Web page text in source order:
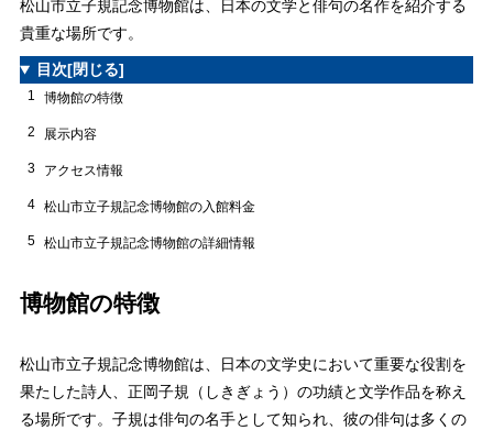
松山市立子規記念博物館は、日本の文学と俳句の名作を紹介する
貴重な場所です。
目次[閉じる]
1 博物館の特徴
2 展示内容
3 アクセス情報
4 松山市立子規記念博物館の入館料金
5 松山市立子規記念博物館の詳細情報
博物館の特徴
松山市立子規記念博物館は、日本の文学史において重要な役割を
果たした詩人、正岡子規（しきぎょう）の功績と文学作品を称え
る場所です。子規は俳句の名手として知られ、彼の俳句は多くの